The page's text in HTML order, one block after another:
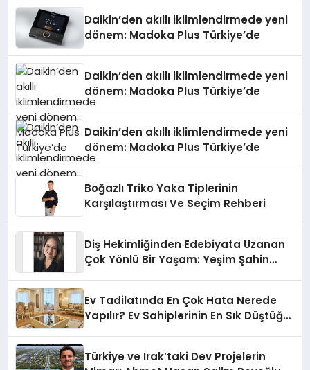
Daikin’den akıllı iklimlendirmede yeni
dönem: Madoka Plus Türkiye’de
Daikin’den akıllı iklimlendirmede yeni
dönem: Madoka Plus Türkiye’de
Daikin’den akıllı iklimlendirmede yeni
dönem: Madoka Plus Türkiye’de
Boğazlı Triko Yaka Tiplerinin
Karşılaştırması Ve Seçim Rehberi
Diş Hekimliğinden Edebiyata Uzanan
Çok Yönlü Bir Yaşam: Yeşim Şahin
Ev Tadilatında En Çok Hata Nerede
Yapılır? Ev Sahiplerinin En Sık Düştüğü
Türkiye ve Irak’taki Dev Projelerin